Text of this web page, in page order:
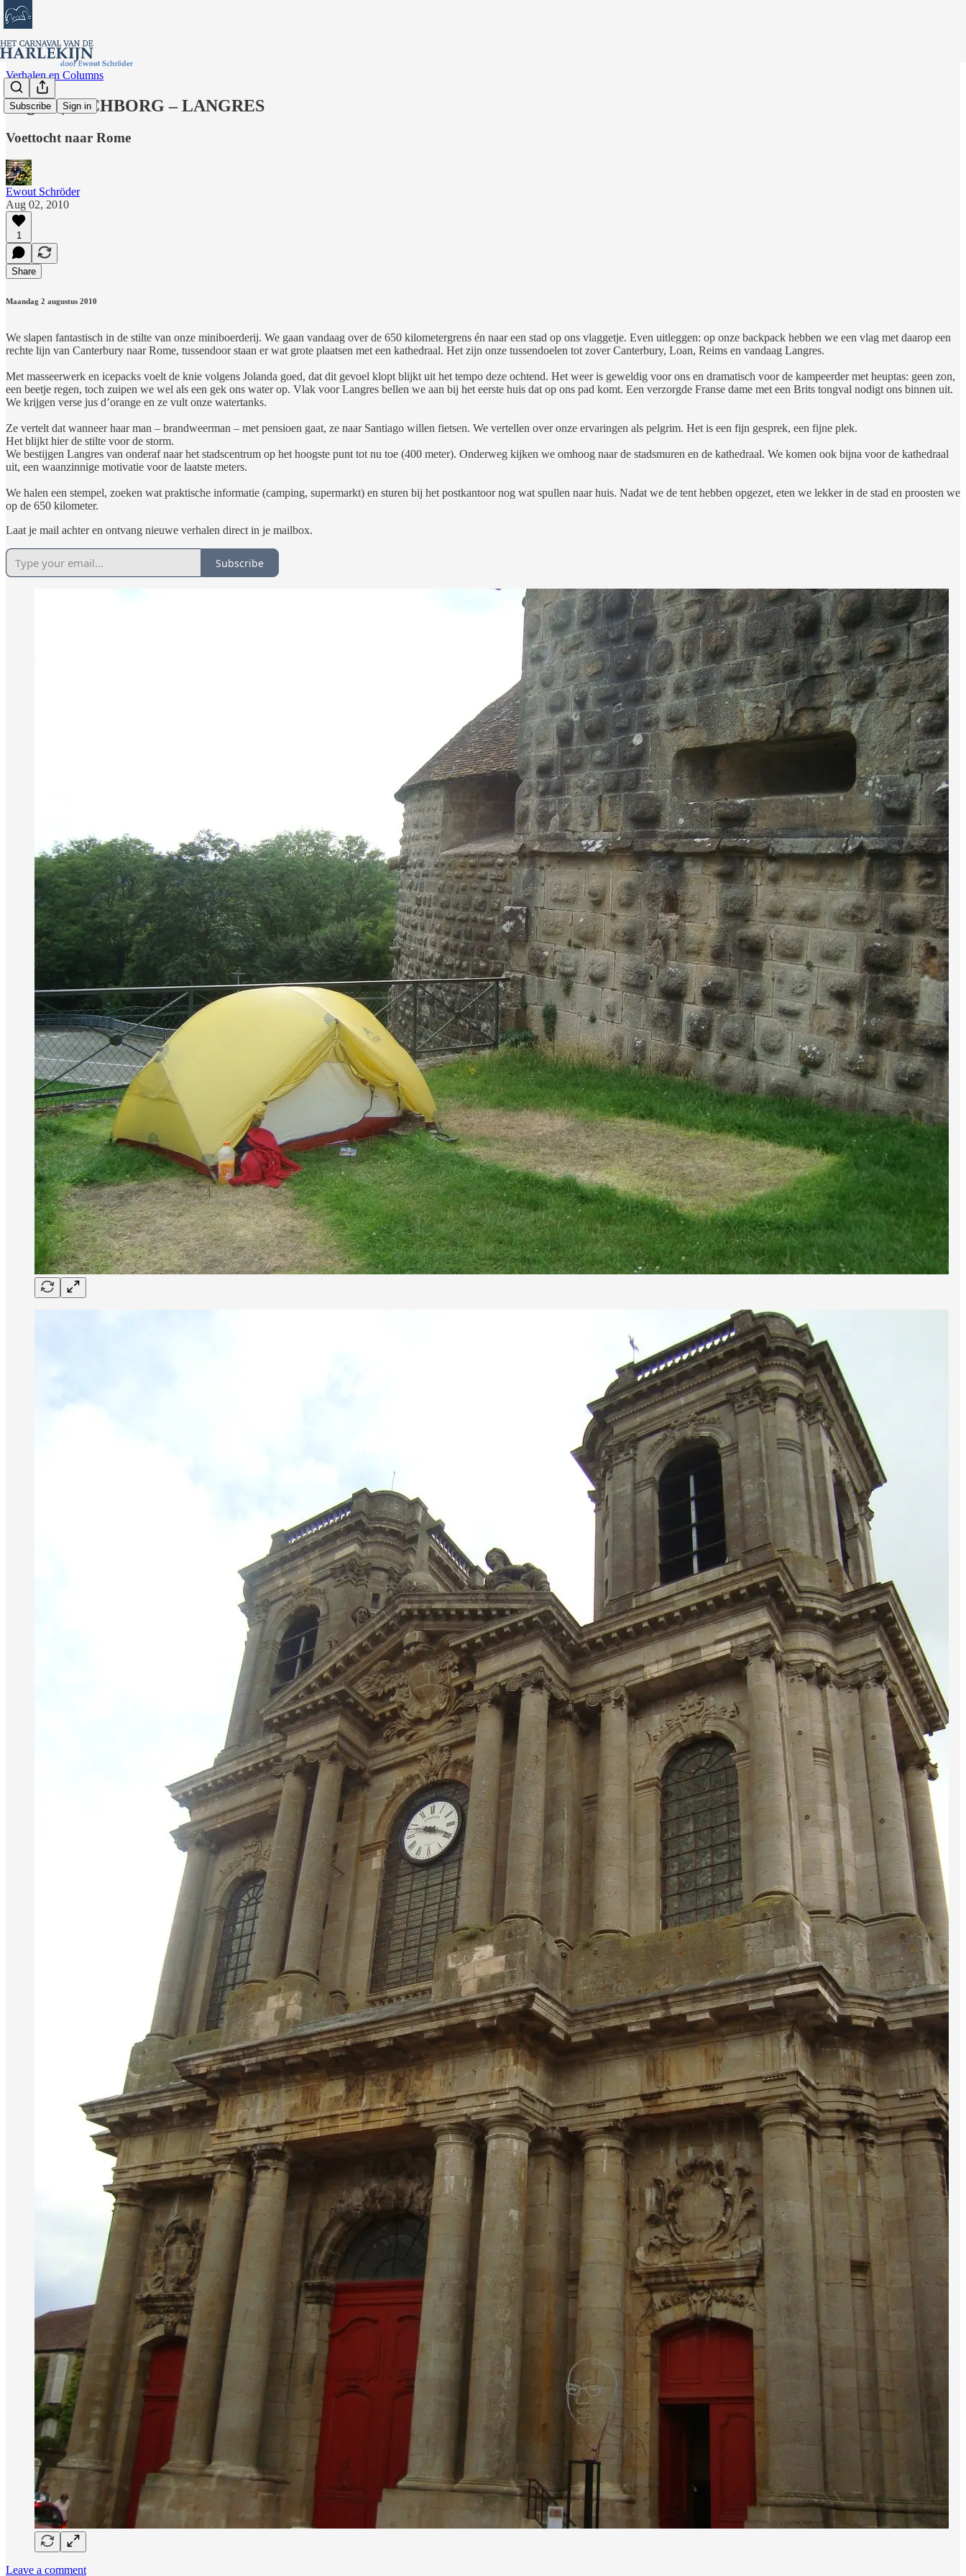
Subscribe Sign in
Verhalen en Columns
Dag 30 | RICHBORG – LANGRES
Voettocht naar Rome
Ewout Schröder
Aug 02, 2010
1
Share
Maandag 2 augustus 2010
We slapen fantastisch in de stilte van onze miniboerderij. We gaan vandaag over de 650 kilometergrens én naar een stad op ons vlaggetje. Even uitleggen: op onze backpack hebben we een vlag met daarop een
rechte lijn van Canterbury naar Rome, tussendoor staan er wat grote plaatsen met een kathedraal. Het zijn onze tussendoelen tot zover Canterbury, Loan, Reims en vandaag Langres.
Met masseerwerk en icepacks voelt de knie volgens Jolanda goed, dat dit gevoel klopt blijkt uit het tempo deze ochtend. Het weer is geweldig voor ons en dramatisch voor de kampeerder met heuptas: geen zon,
een beetje regen, toch zuipen we wel als een gek ons water op. Vlak voor Langres bellen we aan bij het eerste huis dat op ons pad komt. Een verzorgde Franse dame met een Brits tongval nodigt ons binnen uit.
We krijgen verse jus d’orange en ze vult onze watertanks.
Ze vertelt dat wanneer haar man – brandweerman – met pensioen gaat, ze naar Santiago willen fietsen. We vertellen over onze ervaringen als pelgrim. Het is een fijn gesprek, een fijne plek.
Het blijkt hier de stilte voor de storm.
We bestijgen Langres van onderaf naar het stadscentrum op het hoogste punt tot nu toe (400 meter). Onderweg kijken we omhoog naar de stadsmuren en de kathedraal. We komen ook bijna voor de kathedraal
uit, een waanzinnige motivatie voor de laatste meters.
We halen een stempel, zoeken wat praktische informatie (camping, supermarkt) en sturen bij het postkantoor nog wat spullen naar huis. Nadat we de tent hebben opgezet, eten we lekker in de stad en proosten we
op de 650 kilometer.
Laat je mail achter en ontvang nieuwe verhalen direct in je mailbox.
Subscribe
Leave a comment